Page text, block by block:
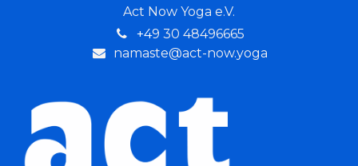
Act Now Yoga e.V.
+49 30 48496665
namaste@act-now.yoga